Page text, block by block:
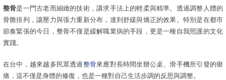
整骨是一門古老而細緻的技術，講求手法上的輕柔與精準。透過調整人體的
骨骼排列，讓壓力與張力重新分布，達到舒緩與矯正的效果。特別是在都市
節奏緊張的今日，整骨不僅是緩解職業病的手段，更是一種自我照護的文化
實踐。
在台中，越來越多民眾透過整骨來應對長時間坐辦公桌、滑手機所引發的痠
痛，這不僅是身體的修復，也是一種對自己生活步調的反思與調整。